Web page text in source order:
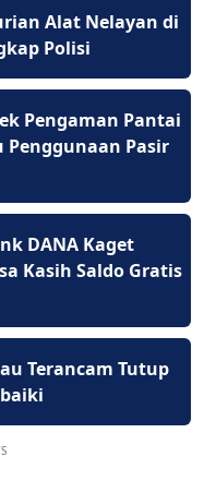
Alat Nelayan di
Polisi
Pengaman Pantai
Pasir
DANA Kaget
Kasih Saldo Gratis
Terancam Tutup